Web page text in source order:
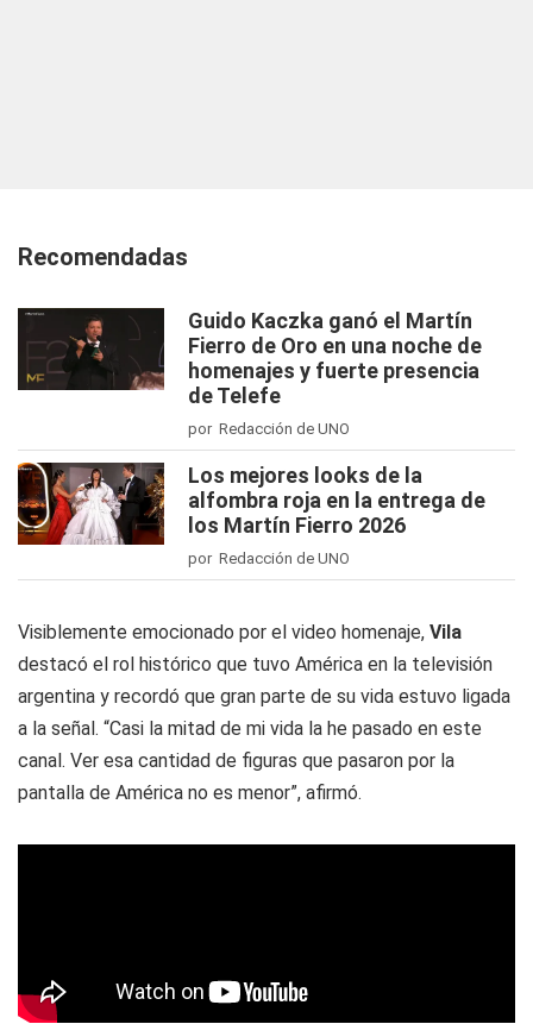
Recomendadas
Guido Kaczka ganó el Martín
Fierro de Oro en una noche de
homenajes y fuerte presencia
de Telefe
por Redacción de UNO
Los mejores looks de la
alfombra roja en la entrega de
los Martín Fierro 2026
por Redacción de UNO
Visiblemente emocionado por el video homenaje, Vila
destacó el rol histórico que tuvo América en la televisión
argentina y recordó que gran parte de su vida estuvo ligada
a la señal. “Casi la mitad de mi vida la he pasado en este
canal. Ver esa cantidad de figuras que pasaron por la
pantalla de América no es menor”, afirmó.